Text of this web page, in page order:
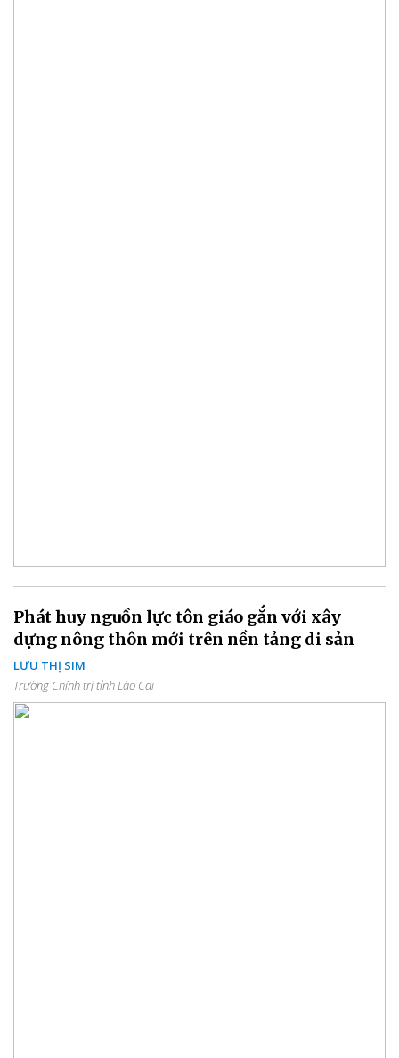
Phát huy nguồn lực tôn giáo gắn với xây
dựng nông thôn mới trên nền tảng di sản
LƯU THỊ SIM
Trường Chính trị tỉnh Lào Cai